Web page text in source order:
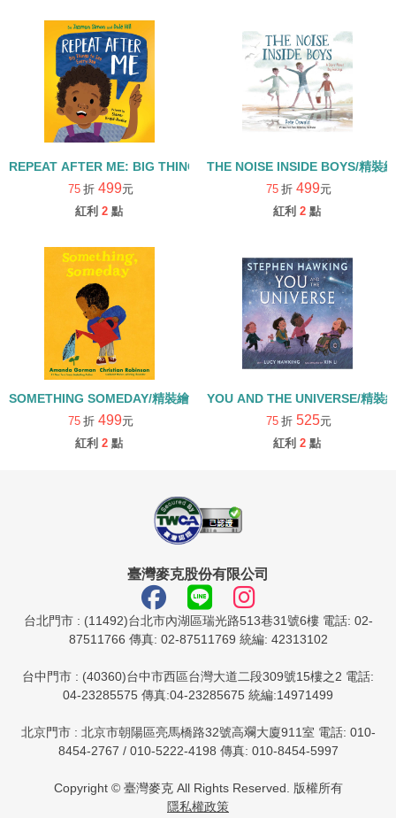
REPEAT AFTER ME: BIG THINGS TO SAY EVERY DAY/精裝繪本
75 折 499元
紅利 2 點
THE NOISE INSIDE BOYS/精裝
75 折 499元
紅利 2 點
SOMETHING SOMEDAY/精裝繪本
75 折 499元
紅利 2 點
YOU AND THE UNIVERSE/精裝
75 折 525元
紅利 2 點
臺灣麥克股份有限公司
台北門市 : (11492)台北市內湖區瑞光路513巷31號6樓 電話: 02-
87511766 傳真: 02-87511769 統編: 42313102
台中門市 : (40360)台中市西區台灣大道二段309號15樓之2 電話:
04-23285575 傳真:04-23285675 統編:14971499
北京門市 : 北京市朝陽區亮馬橋路32號高斕大廈911室 電話: 010-
8454-2767 / 010-5222-4198 傳真: 010-8454-5997
Copyright © 臺灣麥克 All Rights Reserved. 版權所有
隱私權政策